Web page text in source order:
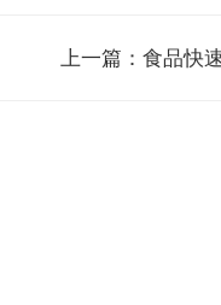
上一篇： 食品快